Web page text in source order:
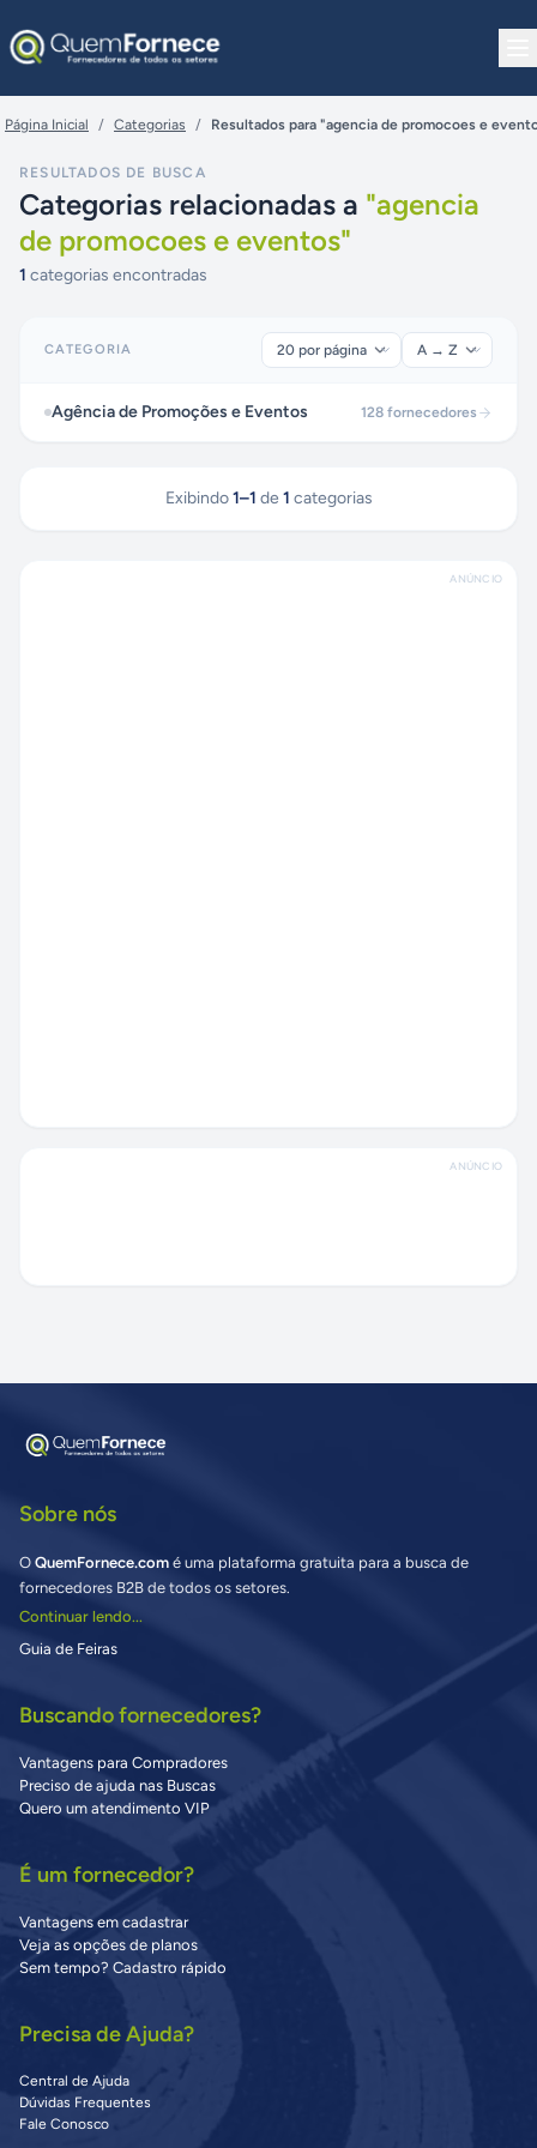
Página Inicial / Categorias / Resultados para "agencia de promocoes e
RESULTADOS DE BUSCA
Categorias relacionadas a "agencia
de promocoes e eventos"
1 categorias encontradas
CATEGORIA
Agência de Promoções e Eventos 128 fornecedores
Exibindo 1–1 de 1 categorias
ANÚNCIO
ANÚNCIO
Sobre nós
O QuemFornece.com é uma plataforma gratuita para a busca de
fornecedores B2B de todos os setores.
Continuar lendo...
Guia de Feiras
Buscando fornecedores?
Vantagens para Compradores
Preciso de ajuda nas Buscas
Quero um atendimento VIP
É um fornecedor?
Vantagens em cadastrar
Veja as opções de planos
Sem tempo? Cadastro rápido
Precisa de Ajuda?
Central de Ajuda
Dúvidas Frequentes
Fale Conosco